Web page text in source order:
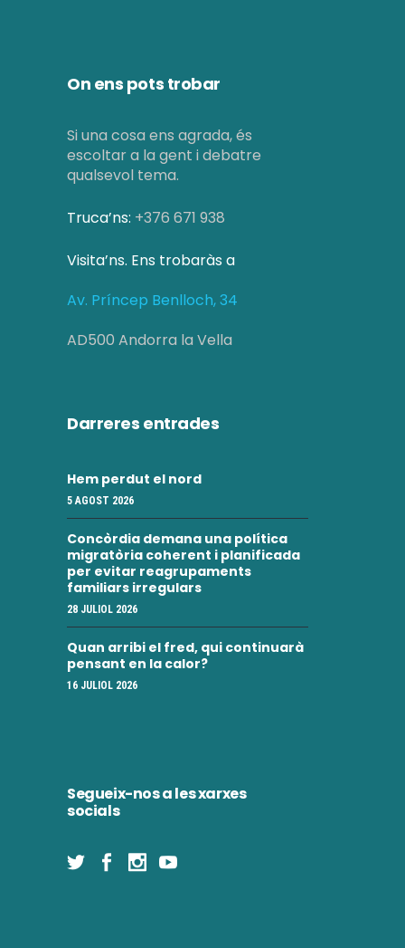
On ens pots trobar
Si una cosa ens agrada, és
escoltar a la gent i debatre
qualsevol tema.
Truca’ns: +376 671 938
Visita’ns. Ens trobaràs a
Av. Príncep Benlloch, 34
AD500 Andorra la Vella
Darreres entrades
Hem perdut el nord
5 AGOST 2026
Concòrdia demana una política
migratòria coherent i planificada
per evitar reagrupaments
familiars irregulars
28 JULIOL 2026
Quan arribi el fred, qui continuarà
pensant en la calor?
16 JULIOL 2026
Segueix-nos a les xarxes
socials